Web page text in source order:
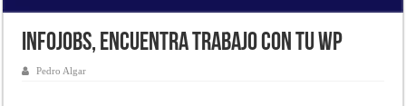
Infojobs, encuentra trabajo con tu WP
Pedro Algar